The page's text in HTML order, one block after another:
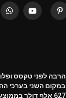
Pinterest
YouTube
הרבה לפני טקסס
במקום השני בערכי
627 אלף דולר